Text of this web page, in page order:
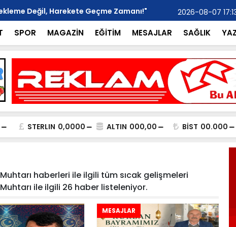
Değil, Harekete Geçme Zamanı!" Ticaret
2026-08-07
SPOR MAGAZİN EĞİTİM MESAJLAR SAĞLIK
STERLIN 0,0000 ALTIN 000,00 BİST 00.000
haberleri ile ilgili tüm sıcak gelişmeleri
ile ilgili 26 haber listeleniyor.
MESAJLAR